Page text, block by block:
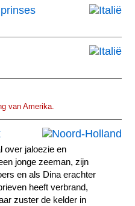
van Amerika.
over jaloezie en
jonge zeeman, zijn
en als Dina erachter
heeft verbrand,
zuster de kelder in